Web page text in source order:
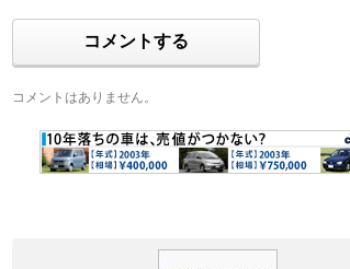
コメントする
コメントはありません。